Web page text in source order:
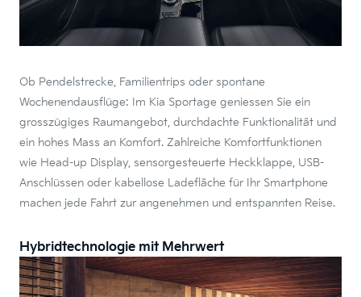
Ob Pendelstrecke, Familientrips oder spontane
Wochenendausflüge: Im Kia Sportage geniessen Sie ein
grosszügiges Raumangebot, durchdachte Funktionalität und
ein hohes Mass an Komfort. Zahlreiche Komfortfunktionen
wie Head-up Display, sensorgesteuerte Heckklappe, USB-
Anschlüssen oder kabellose Ladefläche für Ihr Smartphone
machen jede Fahrt zur angenehmen und entspannten Reise.
Hybridtechnologie mit Mehrwert